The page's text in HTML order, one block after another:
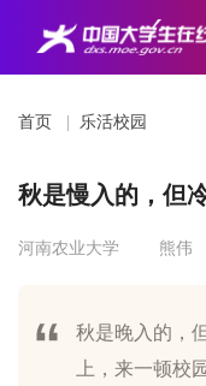
首页 乐活校园
秋是慢入的，但
河南农业大学 熊伟
秋是晚入的，
上，来一顿校